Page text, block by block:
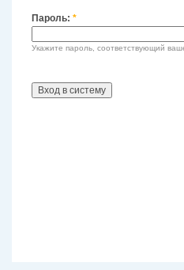
Пароль: *
Укажите пароль, соответствующий